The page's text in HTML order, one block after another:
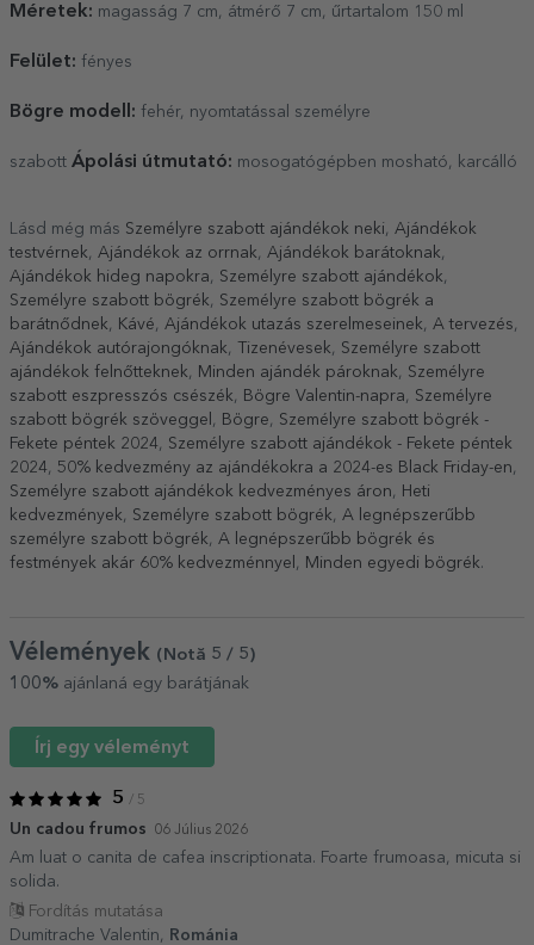
Méretek: magasság 7 cm, átmérő 7 cm, űrtartalom 150 ml
Felület: fényes
Bögre modell: fehér, nyomtatással személyre
szabott Ápolási útmutató: mosogatógépben mosható, karcálló
Lásd még más Személyre szabott ajándékok neki, Ajándékok
testvérnek, Ajándékok az orrnak, Ajándékok barátoknak,
Ajándékok hideg napokra, Személyre szabott ajándékok,
Személyre szabott bögrék, Személyre szabott bögrék a
barátnődnek, Kávé, Ajándékok utazás szerelmeseinek, A tervezés,
Ajándékok autórajongóknak, Tizenévesek, Személyre szabott
ajándékok felnőtteknek, Minden ajándék pároknak, Személyre
szabott eszpresszós csészék, Bögre Valentin-napra, Személyre
szabott bögrék szöveggel , Bögre, Személyre szabott bögrék -
Fekete péntek 2024, Személyre szabott ajándékok - Fekete péntek
2024, 50% kedvezmény az ajándékokra a 2024-es Black Friday-en,
Személyre szabott ajándékok kedvezményes áron, Heti
kedvezmények, Személyre szabott bögrék, A legnépszerűbb
személyre szabott bögrék, A legnépszerűbb bögrék és
festmények akár 60% kedvezménnyel , Minden egyedi bögrék.
Vélemények (Notă 5 / 5 )
100% ajánlaná egy barátjának
Írj egy véleményt
5 / 5
Un cadou frumos 06 Július 2026
Am luat o canita de cafea inscriptionata. Foarte frumoasa, micuta si
solida.
Fordítás mutatása
Dumitrache Valentin,
Románia